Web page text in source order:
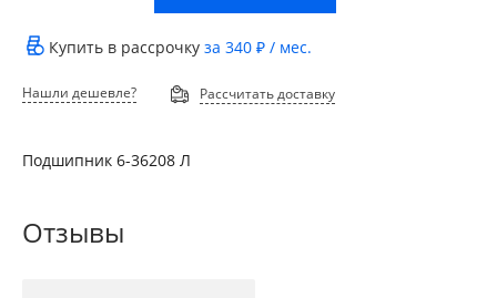
Купить в рассрочку за 340 ₽ / мес.
Нашли дешевле? Рассчитать доставку
Подшипник 6-36208 Л
Отзывы